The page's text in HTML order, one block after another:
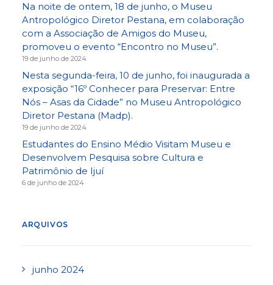
Na noite de ontem, 18 de junho, o Museu
Antropológico Diretor Pestana, em colaboração
com a Associação de Amigos do Museu,
promoveu o evento “Encontro no Museu”.
19 de junho de 2024
Nesta segunda-feira, 10 de junho, foi inaugurada a
exposição “16º Conhecer para Preservar: Entre
Nós – Asas da Cidade” no Museu Antropológico
Diretor Pestana (Madp).
19 de junho de 2024
Estudantes do Ensino Médio Visitam Museu e
Desenvolvem Pesquisa sobre Cultura e
Patrimônio de Ijuí
6 de junho de 2024
ARQUIVOS
junho 2024